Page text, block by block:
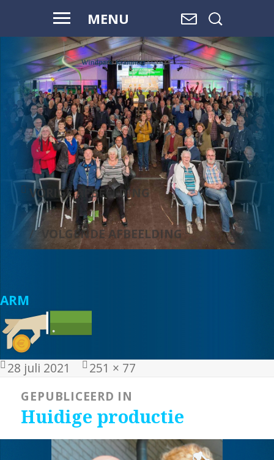
MENU
VOOR HAAR
EN ONZE
TOEKOMST
VORIGE AFBEELDING
VOLGENDE AFBEELDING
ARM
Geplaatst
28 juli 2021
Volledige
251 × 77
navigatieGEPUBLICEERD IN
Huidige productie